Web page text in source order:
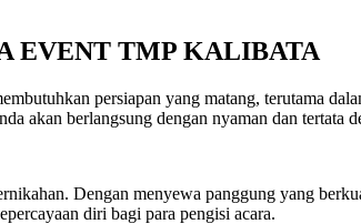
EVENT TMP KALIBATA
persiapan yang matang, terutama
akan berlangsung dengan nyaman dan tertata
Dengan menyewa panggung yang
diri bagi para pengisi acara.